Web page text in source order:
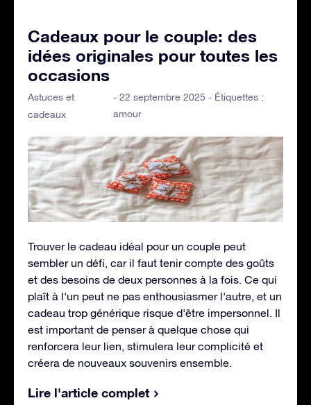
Cadeaux pour le couple: des
idées originales pour toutes les
occasions
Astuces et
cadeaux
- 22 septembre 2025 - Étiquettes :
amour
Trouver le cadeau idéal pour un couple peut
sembler un défi, car il faut tenir compte des goûts
et des besoins de deux personnes à la fois. Ce qui
plaît à l'un peut ne pas enthousiasmer l'autre, et un
cadeau trop générique risque d'être impersonnel. Il
est important de penser à quelque chose qui
renforcera leur lien, stimulera leur complicité et
créera de nouveaux souvenirs ensemble.
Lire l'article complet